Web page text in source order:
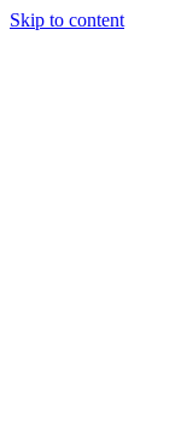
Skip to content